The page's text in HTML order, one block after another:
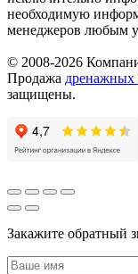
необходимую
менеджеров любым
© 2008-2026
Продажа дренажных
защищены.
Закажите обратный